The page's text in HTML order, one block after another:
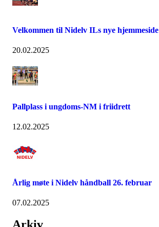
Velkommen til Nidelv ILs nye hjemmeside
20.02.2025
Pallplass i ungdoms-NM i friidrett
12.02.2025
Årlig møte i Nidelv håndball 26. februar
07.02.2025